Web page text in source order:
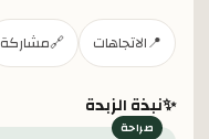
📍الاتجاهات 🔗مشاركة
✨نبذة الزبدة